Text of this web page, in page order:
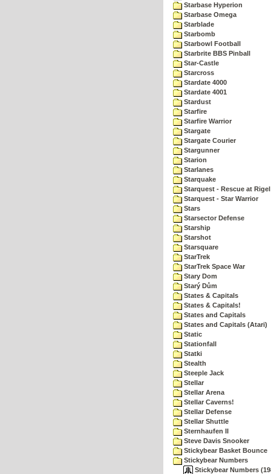
Starbase Hyperion
Starbase Omega
Starblade
Starbomb
Starbowl Football
Starbrite BBS Pinball
Star-Castle
Starcross
Stardate 4000
Stardate 4001
Stardust
Starfire
Starfire Warrior
Stargate
Stargate Courier
Stargunner
Starion
Starlanes
Starquake
Starquest - Rescue at Rigel
Starquest - Star Warrior
Stars
Starsector Defense
Starship
Starshot
Starsquare
StarTrek
StarTrek Space War
Stary Dom
Starý Dům
States & Capitals
States & Capitals!
States and Capitals
States and Capitals (Atari)
Static
Stationfall
Statki
Stealth
Steeple Jack
Stellar
Stellar Arena
Stellar Caverns!
Stellar Defense
Stellar Shuttle
Sternhaufen II
Steve Davis Snooker
Stickybear Basket Bounce
Stickybear Numbers
Stickybear Numbers